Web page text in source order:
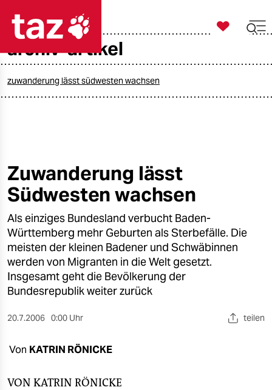
taz zahl ich
öko
gesellschaft
kultur
sport
berlin
nord
verlag
verlag

taz zahl ich
archiv-artikel
zuwanderung lässt südwesten wachsen
Zuwanderung lässt
Südwesten wachsen
Als einziges Bundesland verbucht Baden-
Württemberg mehr Geburten als Sterbefälle. Die
meisten der kleinen Badener und Schwäbinnen
werden von Migranten in die Welt gesetzt.
Insgesamt geht die Bevölkerung der
Bundesrepublik weiter zurück
20.7.2006 0:00 Uhr teilen
Von KATRIN RÖNICKE
VON KATRIN RÖNICKE